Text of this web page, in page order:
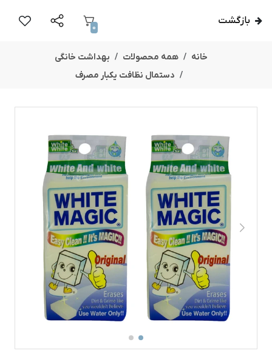
بازگشت
0
خانه همه محصولات
بهداشت خانگی
دستمال نظافت یکبار مصرف